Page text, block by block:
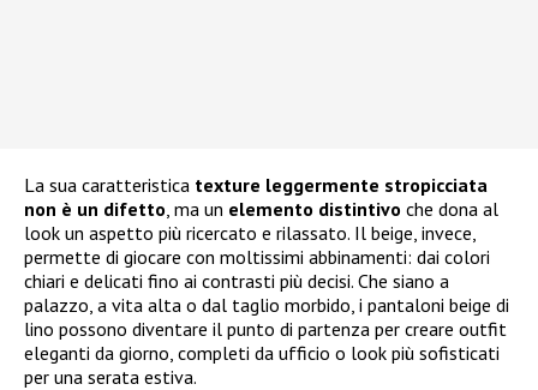
La sua caratteristica texture leggermente stropicciata
non è un difetto , ma un elemento distintivo che dona al
look un aspetto più ricercato e rilassato. Il beige, invece,
permette di giocare con moltissimi abbinamenti: dai colori
chiari e delicati fino ai contrasti più decisi. Che siano a
palazzo, a vita alta o dal taglio morbido, i pantaloni beige di
lino possono diventare il punto di partenza per creare outfit
eleganti da giorno, completi da ufficio o look più sofisticati
per una serata estiva.